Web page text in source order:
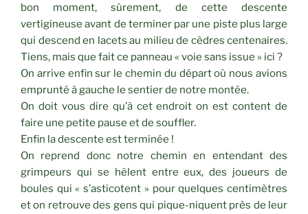
bon moment, sûrement, de cette descente
vertigineuse avant de terminer par une piste plus large
qui descend en lacets au milieu de cèdres centenaires.
Tiens, mais que fait ce panneau « voie sans issue » ici ?
On arrive enfin sur le chemin du départ où nous avions
emprunté à gauche le sentier de notre montée.
On doit vous dire qu’à cet endroit on est content de
faire une petite pause et de souffler.
Enfin la descente est terminée !
On reprend donc notre chemin en entendant des
grimpeurs qui se hèlent entre eux, des joueurs de
boules qui « s’asticotent » pour quelques centimètres
et on retrouve des gens qui pique-niquent près de leur